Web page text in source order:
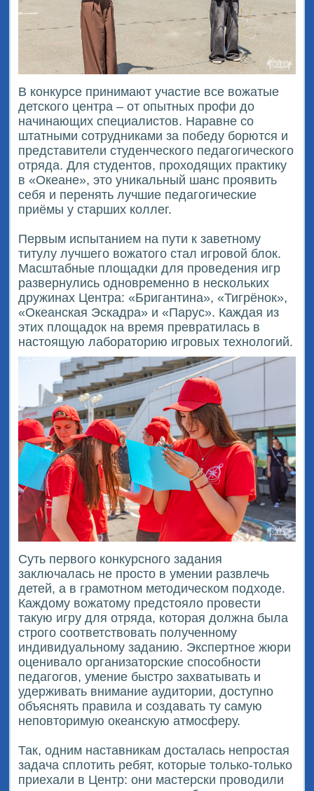
В конкурсе принимают участие все вожатые
детского центра – от опытных профи до
начинающих специалистов. Наравне со
штатными сотрудниками за победу борются и
представители студенческого педагогического
отряда. Для студентов, проходящих практику
в «Океане», это уникальный шанс проявить
себя и перенять лучшие педагогические
приёмы у старших коллег.
Первым испытанием на пути к заветному
титулу лучшего вожатого стал игровой блок.
Масштабные площадки для проведения игр
развернулись одновременно в нескольких
дружинах Центра: «Бригантина», «Тигрёнок»,
«Океанская Эскадра» и «Парус». Каждая из
этих площадок на время превратилась в
настоящую лабораторию игровых технологий.
Суть первого конкурсного задания
заключалась не просто в умении развлечь
детей, а в грамотном методическом подходе.
Каждому вожатому предстояло провести
такую игру для отряда, которая должна была
строго соответствовать полученному
индивидуальному заданию. Экспертное жюри
оценивало организаторские способности
педагогов, умение быстро захватывать и
удерживать внимание аудитории, доступно
объяснять правила и создавать ту самую
неповторимую океанскую атмосферу.
Так, одним наставникам досталась непростая
задача сплотить ребят, которые только-только
приехали в Центр: они мастерски проводили